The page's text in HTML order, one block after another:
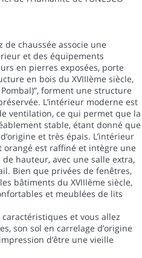
chaussée associe une
et des équipements
en pierres exposées, porte
en bois du XVIIIème siècle,
forment une structure
L’intérieur moderne est
ventilation, ce qui permet que la
stable, étant donné que
et très épais. L’intérieur
orangé est raffiné et intègre une
hauteur, avec une salle extra,
Bien que privées de fenêtres,
bâtiments du XVIIIème siècle,
et meublées de lits
et vous allez
son sol en carrelage d’origine
d’être une vieille